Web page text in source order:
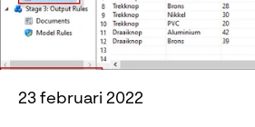
23 februari 2022